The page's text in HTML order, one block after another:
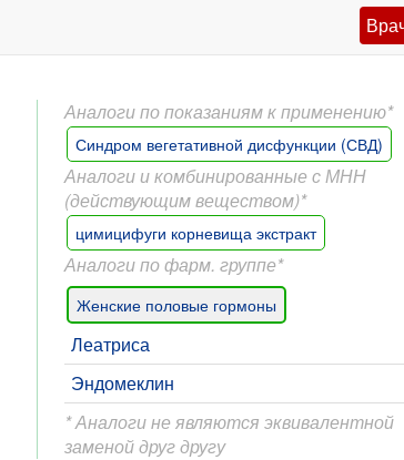
Аналоги по показаниям к применению*
Синдром вегетативной дисфункции (СВД)
Аналоги и комбинированные с МНН
(действующим веществом)*
цимицифуги корневища экстракт
Аналоги по фарм. группе*
Женские половые гормоны
Леатриса
Эндомеклин
* Аналоги не являются эквивалентной
заменой друг другу